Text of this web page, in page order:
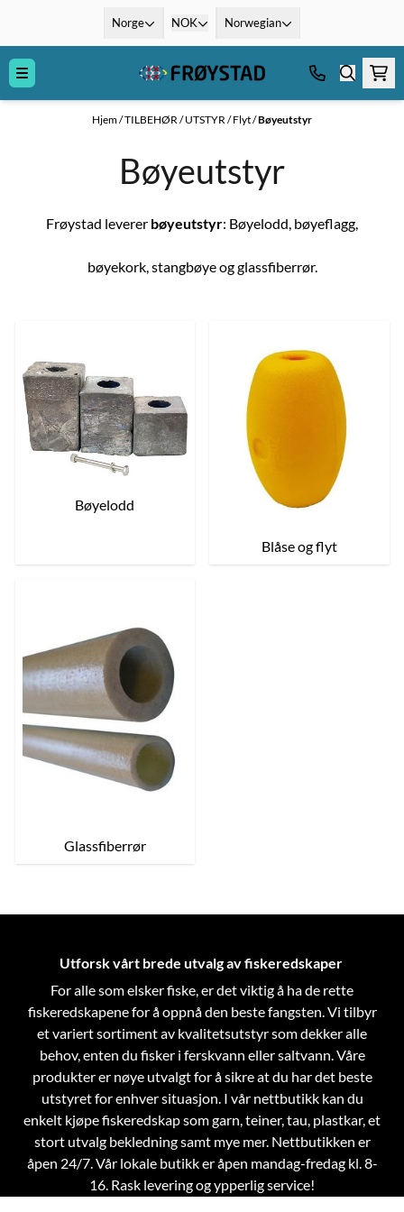
Norge NOK Norwegian
Hjem/TILBEHØR / UTSTYR/Flyt/Bøyeutstyr
Bøyeutstyr
Frøystad leverer bøyeutstyr: Bøyelodd, bøyeflagg,
bøyekork, stangbøye og glassfiberrør.
Bøyelodd
Blåse og flyt
Glassfiberrør
Utforsk vårt brede utvalg av fiskeredskaper
For alle som elsker fiske, er det viktig å ha de rette
fiskeredskapene for å oppnå den beste fangsten. Vi tilbyr
et variert sortiment av kvalitetsutstyr som dekker alle
behov, enten du fisker i ferskvann eller saltvann. Våre
produkter er nøye utvalgt for å sikre at du har det beste
utstyret for enhver situasjon. I vår nettbutikk kan du
enkelt kjøpe fiskeredskap som garn, teiner, tau, plastkar, et
stort utvalg bekledning samt mye mer. Nettbutikken er
åpen 24/7. Vår lokale butikk er åpen mandag-fredag kl. 8-
16. Rask levering og ypperlig service!